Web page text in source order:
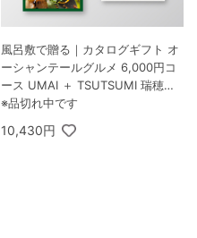
風呂敷で贈る｜カタログギフト オ
ーシャンテールグルメ 6,000円コ
ース UMAI ＋ TSUTSUMI 瑞穂の
恵みA
※品切れ中です
10,430円